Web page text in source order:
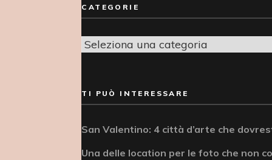
CATEGORIE
Categorie
TI PUÒ INTERESSARE
San Valentino: 4 città d’arte che
Una delle location per le foto che non